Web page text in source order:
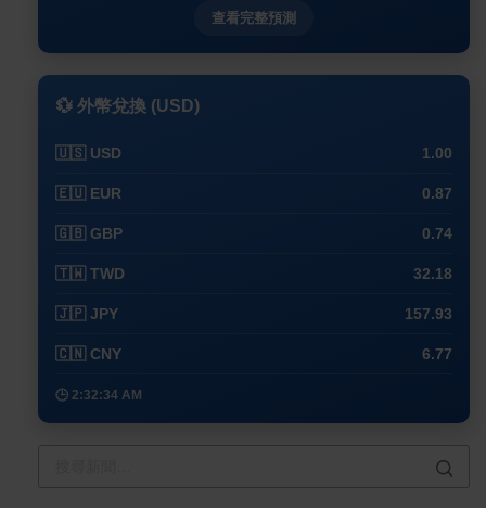
查看完整預測
💱 外幣兌換 (USD)
🇺🇸 USD 1.00
🇪🇺 EUR 0.87
🇬🇧 GBP 0.74
🇹🇼 TWD 32.18
🇯🇵 JPY 157.93
🇨🇳 CNY 6.77
🕒 2:32:34 AM